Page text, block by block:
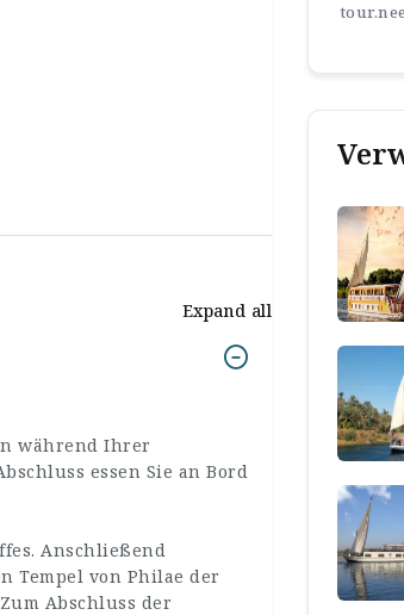
Expand all
während Ihrer
essen Sie an Bord
Anschließend
Tempel von Philae der
Abschluss der